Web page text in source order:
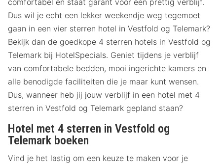
comfortabel en staat garant voor een prettig verblijf.
Dus wil je echt een lekker weekendje weg tegemoet
gaan in een vier sterren hotel in Vestfold og Telemark?
Bekijk dan de goedkope 4 sterren hotels in Vestfold og
Telemark bij HotelSpecials. Geniet tijdens je verblijf
van comfortabele bedden, mooi ingerichte kamers en
alle benodigde faciliteiten die je maar kunt wensen.
Dus, wanneer heb jij jouw verblijf in een hotel met 4
sterren in Vestfold og Telemark gepland staan?
Hotel met 4 sterren in Vestfold og
Telemark boeken
Vind je het lastig om een keuze te maken voor je